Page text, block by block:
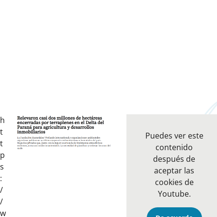
h
t
t
p
s
:
/
/
w
Puedes ver este
contenido
después de
aceptar las
cookies de
Youtube.